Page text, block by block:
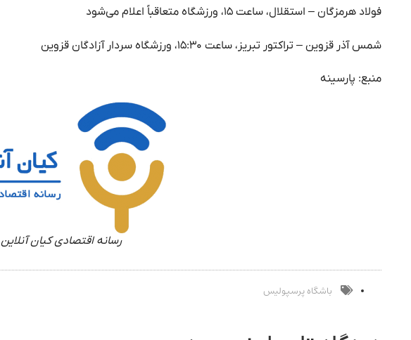
فولاد هرمزگان – استقلال، ساعت ۱۵، ورزشگاه متعاقباً اعلام می‌شود
شمس آذر قزوین – تراکتور تبریز، ساعت ۱۵:۳۰، ورزشگاه سردار آزادگان قزوین
منبع: پارسینه
رسانه اقتصادی کیان آنلاین
باشگاه پرسپولیس